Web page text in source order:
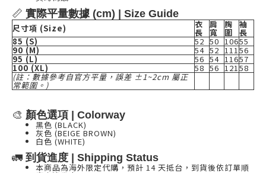
📏 實際平量數據 (cm) | Size Guide
尺寸項 (Size) 衣
長
肩
寬
胸
圍
袖
長
85 (S) 52 50 10655
90 (M) 54 52 11156
95 (L) 56 54 11657
100 (XL) 58 56 12158
(註：數據參考自官方平量，誤差 ±1~2cm 屬正
常範圍。)
🎨 顏色選項 | Colorway
黑色 (BLACK)
灰色 (BEIGE BROWN)
白色 (WHITE)
🚛 到貨進度 | Shipping Status
本商品為海外限定代購，預計 14 天抵台，到貨後依訂單順